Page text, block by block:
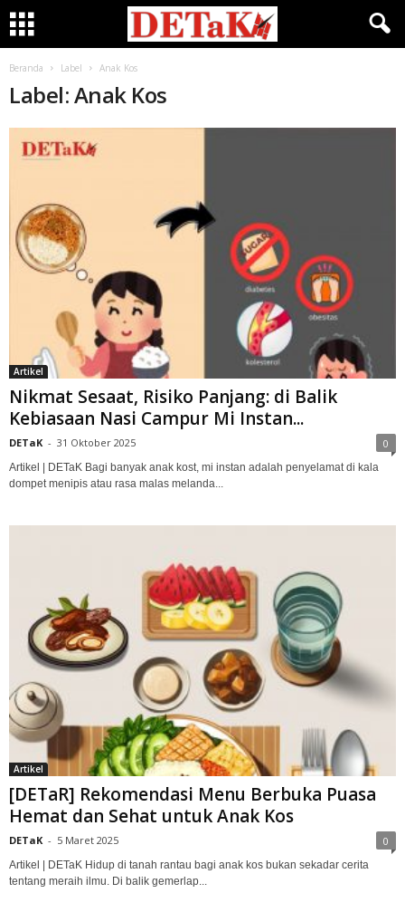
Beranda Label Anak Kos
Label: Anak Kos
Artikel
Nikmat Sesaat, Risiko Panjang: di Balik
Kebiasaan Nasi Campur Mi Instan...
DETaK - 31 Oktober 2025 0
Artikel | DETaK Bagi banyak anak kost, mi instan adalah penyelamat di kala
dompet menipis atau rasa malas melanda...
Artikel
[DETaR] Rekomendasi Menu Berbuka Puasa
Hemat dan Sehat untuk Anak Kos
DETaK - 5 Maret 2025 0
Artikel | DETaK Hidup di tanah rantau bagi anak kos bukan sekadar cerita
tentang meraih ilmu. Di balik gemerlap...